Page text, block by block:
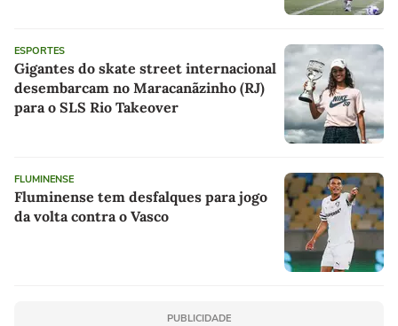
ESPORTES
Gigantes do skate street internacional
desembarcam no Maracanãzinho (RJ)
para o SLS Rio Takeover
FLUMINENSE
Fluminense tem desfalques para jogo
da volta contra o Vasco
PUBLICIDADE